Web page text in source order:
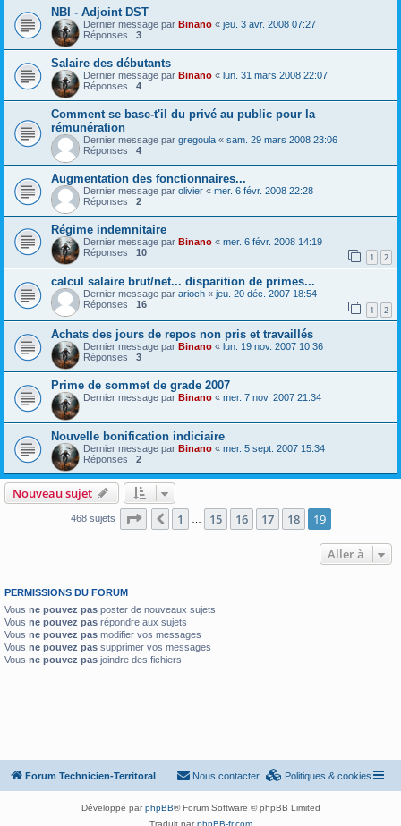
NBI - Adjoint DST
Dernier message par Binano « jeu. 3 avr. 2008 07:27
Réponses : 3
Salaire des débutants
Dernier message par Binano « lun. 31 mars 2008 22:07
Réponses : 4
Comment se base-t'il du privé au public pour la
rémunération
Dernier message par gregoula « sam. 29 mars 2008 23:06
Réponses : 4
Augmentation des fonctionnaires...
Dernier message par olivier « mer. 6 févr. 2008 22:28
Réponses : 2
Régime indemnitaire
Dernier message par Binano « mer. 6 févr. 2008 14:19
Réponses : 10 1 2
calcul salaire brut/net... disparition de primes...
Dernier message par arioch « jeu. 20 déc. 2007 18:54
Réponses : 16 1 2
Achats des jours de repos non pris et travaillés
Dernier message par Binano « lun. 19 nov. 2007 10:36
Réponses : 3
Prime de sommet de grade 2007
Dernier message par Binano « mer. 7 nov. 2007 21:34
Nouvelle bonification indiciaire
Dernier message par Binano « mer. 5 sept. 2007 15:34
Réponses : 2
Nouveau sujet
468 sujets Page 19 sur 19
Précédente
1 15 16 17 18 19
Aller à
PERMISSIONS DU FORUM
Vous ne pouvez pas poster de nouveaux sujets
Vous ne pouvez pas répondre aux sujets
Vous ne pouvez pas modifier vos messages
Vous ne pouvez pas supprimer vos messages
Vous ne pouvez pas joindre des fichiers
Forum Technicien-Territoral Politiques & cookies
Nous contacter
Développé parphpBB® Forum Software © phpBB Limited